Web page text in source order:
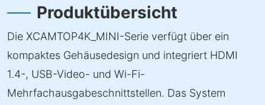
Produktübersicht
Die XCAMTOP4K_MINI-Serie verfügt über ein
kompaktes Gehäusedesign und integriert HDMI
1.4-, USB-Video- und Wi-Fi-
Mehrfachausgabeschnittstellen. Das System